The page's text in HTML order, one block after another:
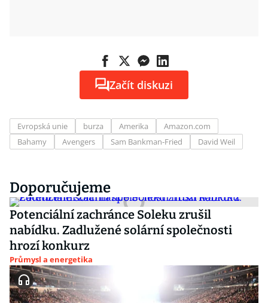
Začít diskuzi
Evropská unie burza Amerika
Amazon.com
Bahamy
Avengers Sam Bankman-Fried David Weil
Doporučujeme
Potenciální zachránce Soleku zrušil
nabídku. Zadlužené solární společnosti
hrozí konkurz
Průmysl a energetika